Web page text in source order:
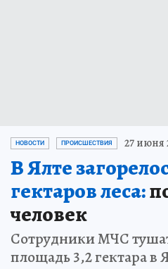
НОВОСТИ ПРОИСШЕСТВИЯ 27 июня
В Ялте
гектаров леса:
человек
Сотрудники МЧС
площадь 3,2 гектара в